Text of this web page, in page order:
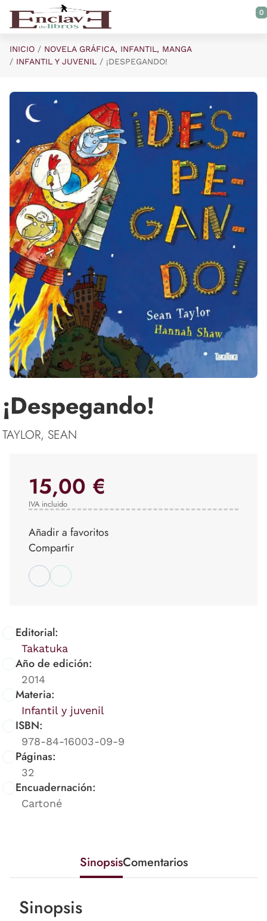
Saltar al contenido principal
0
INICIO
NOVELA GRÁFICA, INFANTIL, MANGA
INFANTIL Y JUVENIL
¡DESPEGANDO!
¡Despegando!
TAYLOR, SEAN
Editorial:
Takatuka
Año de edición:
2014
Materia:
Infantil y juvenil
ISBN:
978-84-16003-09-9
Páginas:
32
Encuadernación:
Cartoné
15,00 €
IVA incluido
Añadir a favoritos
Compartir
SinopsisComentarios
Sinopsis